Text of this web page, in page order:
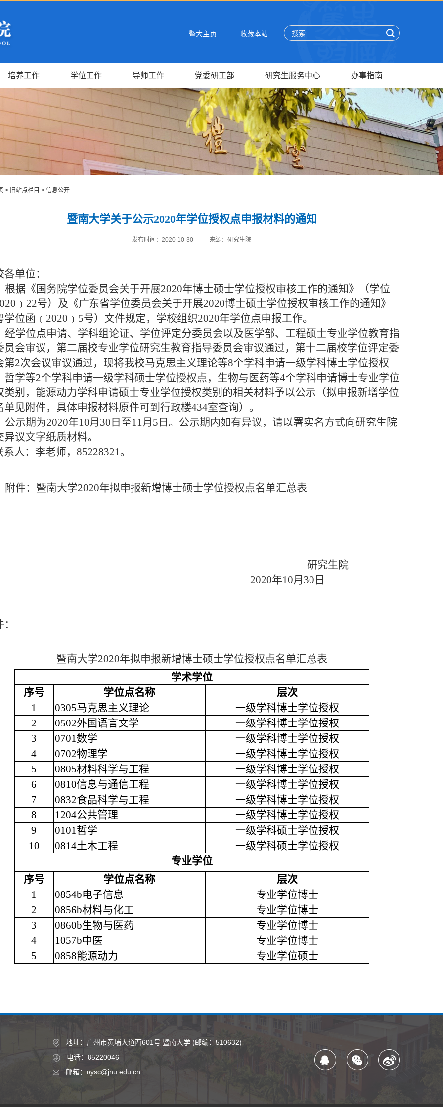
暨大主页 收藏本站
培养工作 学位工作 导师工作 党委研工部 研究生服务中心 办事指南
> 旧站点栏目 > 信息公开
暨南大学关于公示2020年学位授权点申报材料的通知
发布时间：2020-10-30 来源：研究生院
单位：
根据《国务院学位委员会关于开展2020年博士硕士学位授权审核工作的通知》（学位
﹞ 22号）及《广东省学位委员会关于开展2020博士硕士学位授权审核工作的通知》
学位函 ﹝ 2020 ﹞ 5号）文件规定，学校组织2020年学位点申报工作。
经学位点申请、学科组论证、学位评定分委员会以及医学部、工程硕士专业学位教育指
员会审议，第二届校专业学位研究生教育指导委员会审议通过，第十二届校学位评定委
第2次会议审议通过，现将我校马克思主义理论等8个学科申请一级学科博士学位授权
哲学等2个学科申请一级学科硕士学位授权点，生物与医药等4个学科申请博士专业学位
类别，能源动力学科申请硕士专业学位授权类别的相关材料予以公示（拟申报新增学位
单见附件，具体申报材料原件可到行政楼434室查询）。
公示期为2020年10月 30 日至11月 5 日。公示期内如有异议，请以署实名方式向研究生院
异议文字纸质材料。
人：李老师， 85228321。
附件：暨南大学2020年拟申报新增博士硕士学位授权点名单汇总表
研究生院
2020年10月 30 日
暨南大学2020年拟申报新增博士硕士学位授权点名单汇总表
学术学位
序号
学位点名称
层次
1
0305马克思主义理论
一级学科博士学位授权
2
0502外国语言文学
一级学科博士学位授权
3
0701数学
一级学科博士学位授权
4
0702物理学
一级学科博士学位授权
5
0805材料科学与工程
一级学科博士学位授权
6
0810信息与通信工程
一级学科博士学位授权
7
0832食品科学与工程
一级学科博士学位授权
8
1204公共管理
一级学科博士学位授权
9
0101哲学
一级学科硕士学位授权
10
0814土木工程
一级学科硕士学位授权
专业学位
序号
学位点名称
层次
1
0854b电子信息
专业学位博士
2
0856b材料与化工
专业学位博士
3
0860b生物与医药
专业学位博士
4
1057b中医
专业学位博士
5
0858能源动力 专业学位硕士
地址：广州市黄埔大道西601号 暨南大学 (邮编：510632)
电话：85220046
邮箱：oysc@jnu.edu.cn